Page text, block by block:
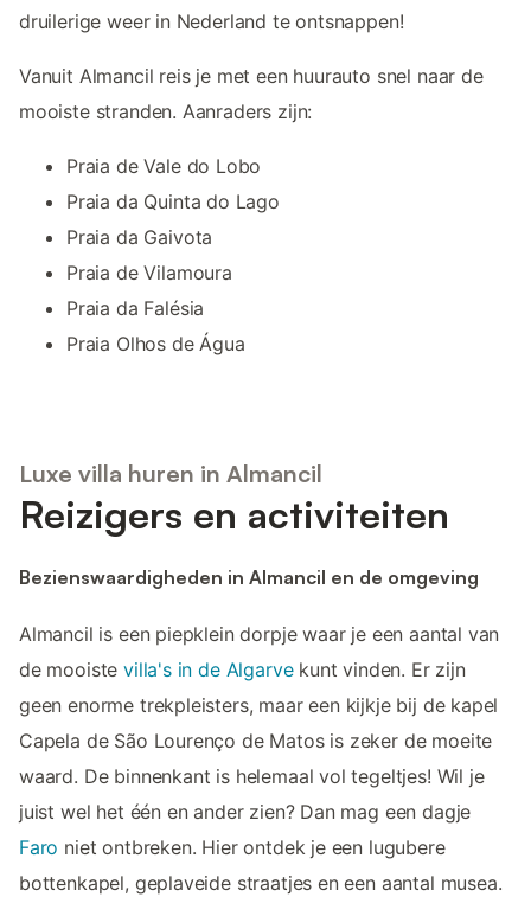
druilerige weer in Nederland te ontsnappen!
Vanuit Almancil reis je met een huurauto snel naar de
mooiste stranden. Aanraders zijn:
Praia de Vale do Lobo
Praia da Quinta do Lago
Praia da Gaivota
Praia de Vilamoura
Praia da Falésia
Praia Olhos de Água
Luxe villa huren in Almancil
Reizigers en activiteiten
Bezienswaardigheden in Almancil en de omgeving
Almancil is een piepklein dorpje waar je een aantal van
de mooistevilla's in de Algarvekunt vinden. Er zijn
geen enorme trekpleisters, maar een kijkje bij de kapel
Capela de São Lourenço de Matos is zeker de moeite
waard. De binnenkant is helemaal vol tegeltjes! Wil je
juist wel het één en ander zien? Dan mag een dagje
Faro niet ontbreken. Hier ontdek je een lugubere
bottenkapel, geplaveide straatjes en een aantal musea.